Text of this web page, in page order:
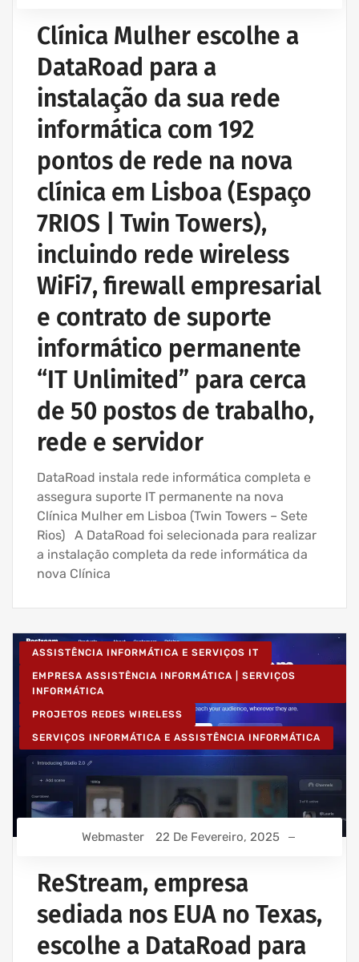
Clínica Mulher escolhe a
DataRoad para a
instalação da sua rede
informática com 192
pontos de rede na nova
clínica em Lisboa (Espaço
7RIOS | Twin Towers),
incluindo rede wireless
WiFi7, firewall empresarial
e contrato de suporte
informático permanente
“IT Unlimited” para cerca
de 50 postos de trabalho,
rede e servidor
DataRoad instala rede informática completa e
assegura suporte IT permanente na nova
Clínica Mulher em Lisboa (Twin Towers – Sete
Rios) A DataRoad foi selecionada para realizar
a instalação completa da rede informática da
nova Clínica
ASSISTÊNCIA INFORMÁTICA E SERVIÇOS IT
EMPRESA ASSISTÊNCIA INFORMÁTICA | SERVIÇOS
INFORMÁTICA
PROJETOS REDES WIRELESS
SERVIÇOS INFORMÁTICA E ASSISTÊNCIA INFORMÁTICA
Webmaster 22 De Fevereiro, 2025
ReStream, empresa
sediada nos EUA no Texas,
escolhe a DataRoad para